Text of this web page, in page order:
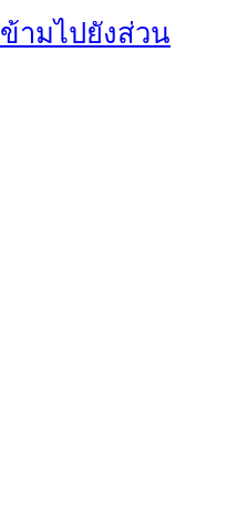
ข้ามไปยังส่วน